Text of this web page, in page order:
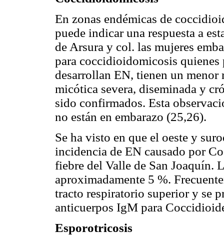
En zonas endémicas de
puede indicar una respuesta a
de Arsura y col. las mujeres
para coccidioidomicosis quienes
desarrollan EN, tienen un
micótica severa, diseminada y
sido confirmados. Esta
no están en embarazo (25,26).
Se ha visto en que el oeste y
incidencia de EN causado por
fiebre del Valle de San Joaquín.
aproximadamente 5 %.
tracto respiratorio superior y se
anticuerpos IgM para
Esporotricosis